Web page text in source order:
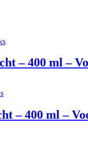
– 400 ml –
– 400 ml –